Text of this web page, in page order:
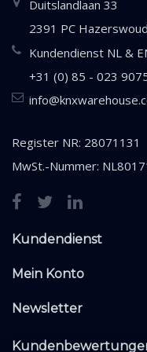
Duitslandlaan 33
2391 PC
Kundendienst NL &
+31 (0) 85 - 023
Register NR: 28071131
MwSt.-Nummer:
Kundendienst
Mein Konto
Newsletter